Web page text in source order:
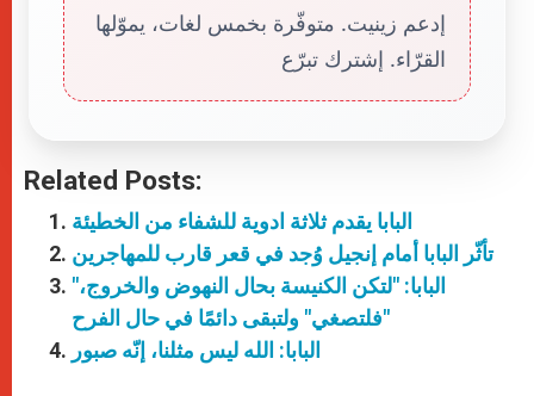
إدعم زينيت. متوفّرة بخمس لغات، يموّلها
القرّاء. إشترك تبرّع
Related Posts:
البابا يقدم ثلاثة ادوية للشفاء من الخطيئة
تأثّر البابا أمام إنجيل وُجد في قعر قارب للمهاجرين
"البابا: "لتكن الكنيسة بحال النهوض والخروج،
"فلتصغي" ولتبقى دائمًا في حال الفرح
البابا: الله ليس مثلنا، إنّه صبور